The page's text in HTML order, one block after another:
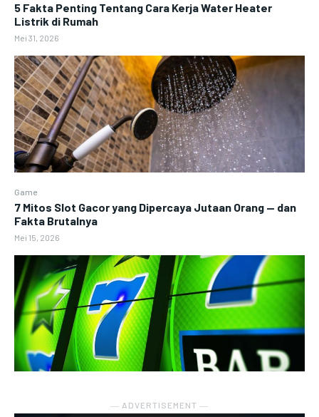
5 Fakta Penting Tentang Cara Kerja Water Heater
Listrik di Rumah
Mei 31, 2026
Game
7 Mitos Slot Gacor yang Dipercaya Jutaan Orang — dan
Fakta Brutalnya
Mei 15, 2026
― ADVERTISEMENT ―